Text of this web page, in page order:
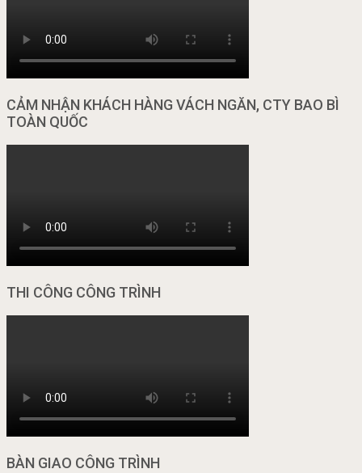
CẢM NHẬN KHÁCH HÀNG VÁCH NGĂN, CTY BAO BÌ
TOÀN QUỐC
THI CÔNG CÔNG TRÌNH
BÀN GIAO CÔNG TRÌNH